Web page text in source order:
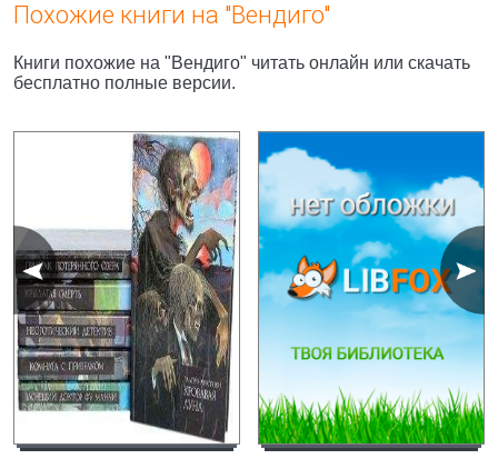
Похожие книги на "Вендиго"
Книги похожие на "Вендиго" читать онлайн или скачать
бесплатно полные версии.